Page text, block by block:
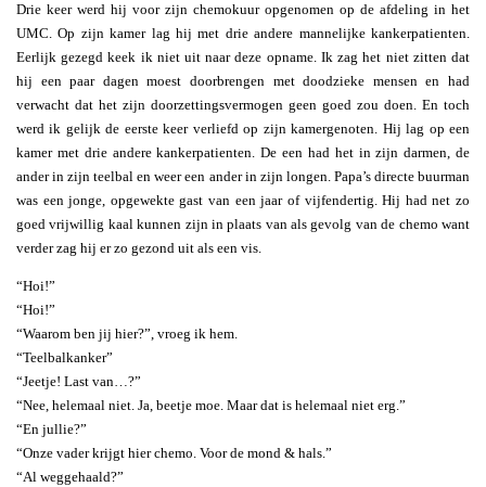
Drie keer werd hij voor zijn chemokuur opgenomen op de afdeling in het
UMC. Op zijn kamer lag hij met drie andere mannelijke kankerpatienten.
Eerlijk gezegd keek ik niet uit naar deze opname. Ik zag het niet zitten dat
hij een paar dagen moest doorbrengen met doodzieke mensen en had
verwacht dat het zijn doorzettingsvermogen geen goed zou doen. En toch
werd ik gelijk de eerste keer verliefd op zijn kamergenoten. Hij lag op een
kamer met drie andere kankerpatienten. De een had het in zijn darmen, de
ander in zijn teelbal en weer een ander in zijn longen. Papa’s directe buurman
was een jonge, opgewekte gast van een jaar of vijfendertig. Hij had net zo
goed vrijwillig kaal kunnen zijn in plaats van als gevolg van de chemo want
verder zag hij er zo gezond uit als een vis.
“Hoi!”
“Hoi!”
“Waarom ben jij hier?”, vroeg ik hem.
“Teelbalkanker”
“Jeetje! Last van…?”
“Nee, helemaal niet. Ja, beetje moe. Maar dat is helemaal niet erg.”
“En jullie?”
“Onze vader krijgt hier chemo. Voor de mond & hals.”
“Al weggehaald?”